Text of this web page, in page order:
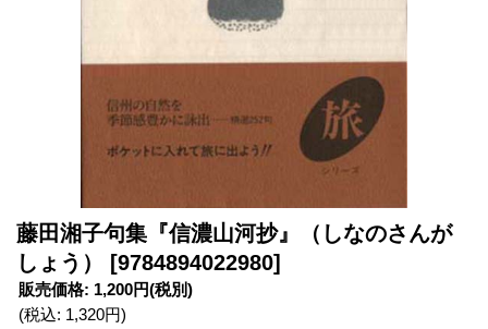
藤田湘子句集『信濃山河抄』（しなのさんが
しょう）
[9784894022980]
販売価格: 1,200円(税別)
(税込: 1,320円)